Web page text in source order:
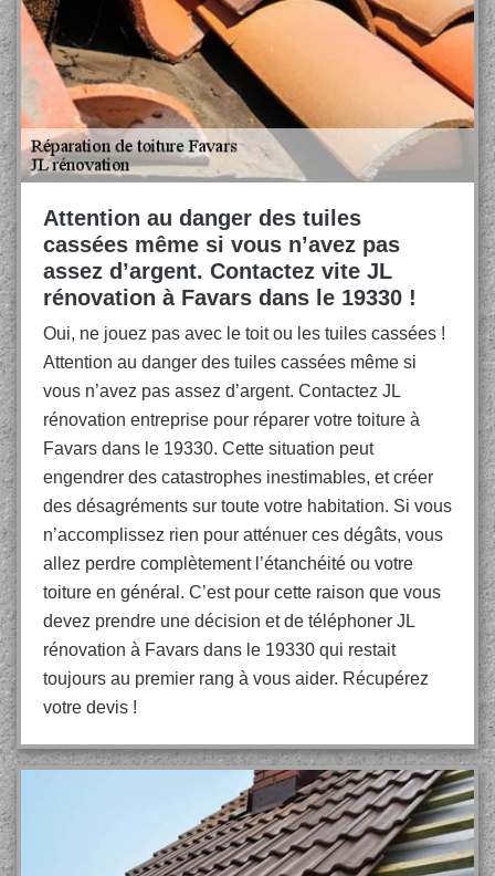
Attention au danger des tuiles
cassées même si vous n’avez pas
assez d’argent. Contactez vite JL
rénovation à Favars dans le 19330 !
Oui, ne jouez pas avec le toit ou les tuiles cassées !
Attention au danger des tuiles cassées même si
vous n’avez pas assez d’argent. Contactez JL
rénovation entreprise pour réparer votre toiture à
Favars dans le 19330. Cette situation peut
engendrer des catastrophes inestimables, et créer
des désagréments sur toute votre habitation. Si vous
n’accomplissez rien pour atténuer ces dégâts, vous
allez perdre complètement l’étanchéité ou votre
toiture en général. C’est pour cette raison que vous
devez prendre une décision et de téléphoner JL
rénovation à Favars dans le 19330 qui restait
toujours au premier rang à vous aider. Récupérez
votre devis !